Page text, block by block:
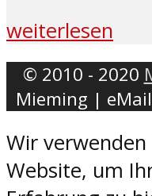
weiterlesen
© 2010 - 2020
Mieming |
Wir
Website, um